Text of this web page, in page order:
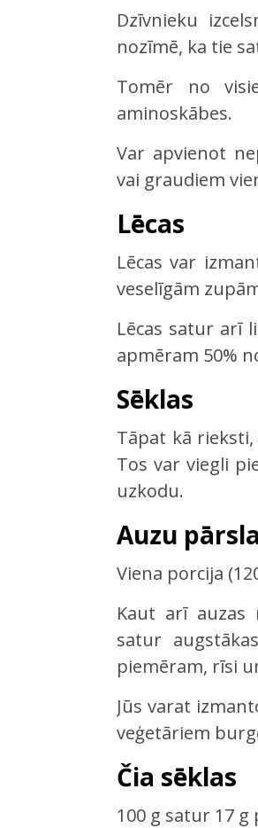
Dzīvnieku
nozīmē, ka tie
Tomēr no
aminoskābes.
Var apvienot
vai graudiem
Lēcas
Lēcas var
veselīgām
Lēcas satur arī
apmēram 50%
Sēklas
Tāpat kā
Tos var viegli
uzkodu.
Auzu
Viena porcija
Kaut arī auzas
satur
piemēram, rīsi
Jūs varat
veģetāriem
Čia sēklas
100 g satur 17 g